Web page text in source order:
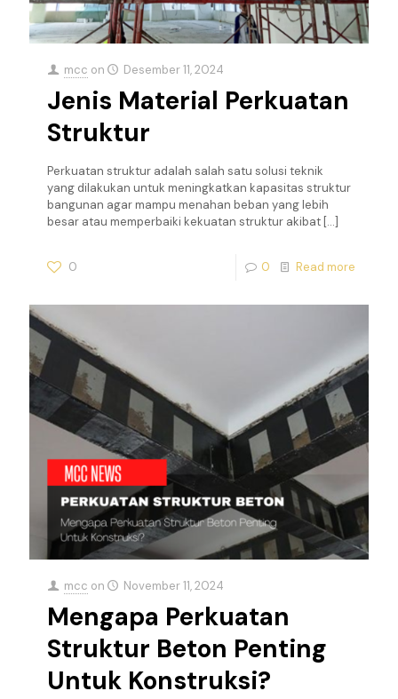
mcc on Desember 11, 2024
Jenis Material Perkuatan
Struktur
Perkuatan struktur adalah salah satu solusi teknik
yang dilakukan untuk meningkatkan kapasitas struktur
bangunan agar mampu menahan beban yang lebih
besar atau memperbaiki kekuatan struktur akibat […]
0 0 Read more
mcc on November 11, 2024
Mengapa Perkuatan
Struktur Beton Penting
Untuk Konstruksi?